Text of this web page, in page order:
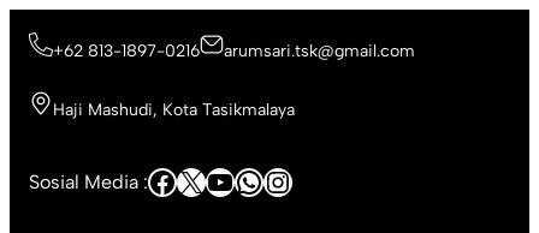
+62 813-1897-0216 arumsari.tsk@gmail.com
Haji Mashudi, Kota Tasikmalaya
Sosial Media :Facebook
X YouTube
WhatsApp
Instagram